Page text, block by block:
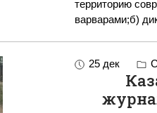
территорию
варварами;б)
25 дек